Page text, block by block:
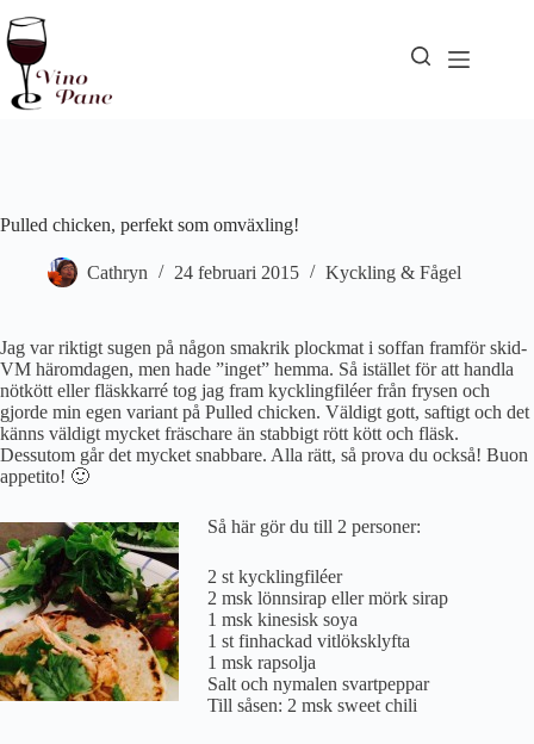
till
innehåll
Pulled chicken, perfekt som omväxling!
Cathryn 24 februari 2015 Kyckling & Fågel
Jag var riktigt sugen på någon smakrik plockmat i soffan framför skid-
VM häromdagen, men hade ”inget” hemma. Så istället för att handla
nötkött eller fläskkarré tog jag fram kycklingfiléer från frysen och
gjorde min egen variant på Pulled chicken. Väldigt gott, saftigt och det
känns väldigt mycket fräschare än stabbigt rött kött och fläsk.
Dessutom går det mycket snabbare. Alla rätt, så prova du också! Buon
appetito! 🙂
Så här gör du till 2 personer:
2 st kycklingfiléer
2 msk lönnsirap eller mörk sirap
1 msk kinesisk soya
1 st finhackad vitlöksklyfta
1 msk rapsolja
Salt och nymalen svartpeppar
Till såsen: 2 msk sweet chili